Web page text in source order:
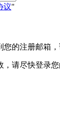
议"
您的注册邮箱
，请尽快登录